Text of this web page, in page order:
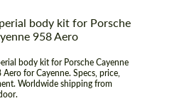
body kit for Porsche
958 Aero
body kit for Porsche Cayenne
Aero for Cayenne. Specs, price,
Worldwide shipping from